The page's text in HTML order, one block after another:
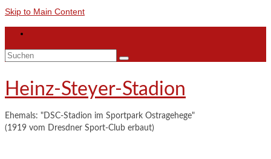
Skip to Main Content
Suchen
Heinz-Steyer-Stadion
Ehemals: "DSC-Stadion im Sportpark Ostragehege"
(1919 vom Dresdner Sport-Club erbaut)